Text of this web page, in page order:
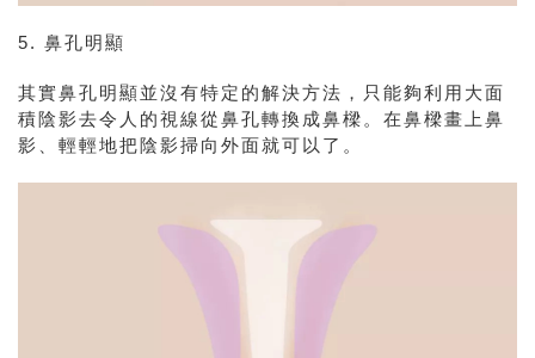
5. 鼻孔明顯
其實鼻孔明顯並沒有特定的解決方法，只能夠利用大面
積陰影去令人的視線從鼻孔轉換成鼻樑。在鼻樑畫上鼻
影、輕輕地把陰影掃向外面就可以了。